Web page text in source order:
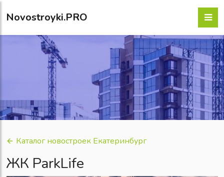
Novostroyki.PRO
Каталог новостроек Екатеринбург
ЖК ParkLife